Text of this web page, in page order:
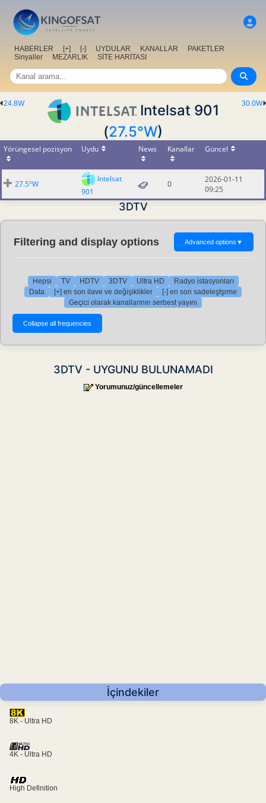
HABERLER [+] [-] UYDULAR KANALLAR
PAKETLER
Sinyaller
MEZARLIK SİTE HARİTASI
30.0W
24.8W
Intelsat 901
(27.5°W)
Yörüngesel pozisyon Uydu News Kanallar Güncel
27.5°W
Intelsat
901
0
2026-01-11
09:25
3DTV
Filtering and display options Advanced options ▼
Hepsi TV HDTV 3DTV Ultra HD
Radyo istasyonları
Data
[+] en son ilave ve değişiklikler
[-] en son sadeleştşrme
Geçici olarak kanallarının serbest yayını
3DTV - UYGUNU BULUNAMADI
Yorumunuz/güncellemeler
İçindekiler
8K - Ultra HD
4K - Ultra HD
High Definition